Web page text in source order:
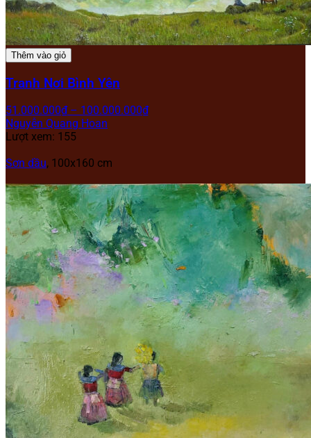
Thêm vào giỏ
Tranh Nơi Bình Yên
51.000.000₫ – 100.000.000₫
Nguyễn Quang Hoan
Lượt xem: 155
Sơn dầu, 100x160 cm